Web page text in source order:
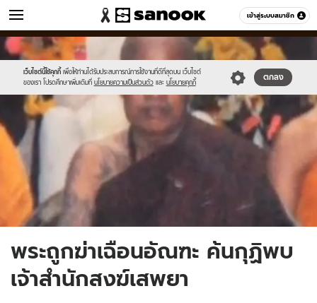
เข้าสู่ระบบสมาชิก
ข่าว หมวดอื่นๆ
เว็บไซต์นี้ใช้คุกกี้ เพื่อให้ท่านได้รับประสบการณ์การใช้งานที่ดีที่สุดบน เว็บไซต์
ของเรา โปรดศึกษาเพิ่มเติมที่ นโยบายความเป็นส่วนตัว และ นโยบายคุกกี้
ตกลง
Sanook
//s.isanook.com/sr/0/images/logo-
new-
sanook.png
600
60
//s.isanook.com/ns/0/ud/239/1199475/3.jpg
พระถูกฆ่าเฉือนอัณฑะ ค้นกุฏิพบ
เจ้าสำนักสงฆ์เสพยา